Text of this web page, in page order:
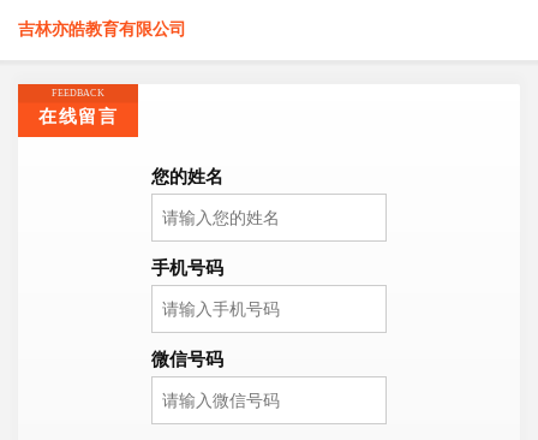
吉林亦皓教育有限公司
FEEDBACK
在线留言
您的姓名
手机号码
微信号码